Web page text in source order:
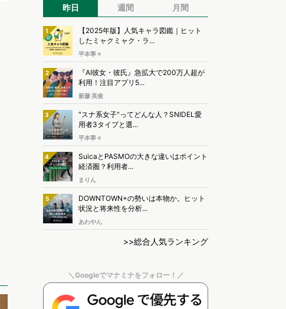
昨日 週間 月間
1
【2025年版】人気キャラ図鑑｜ヒット
したミャクミャク・ラ...
平本寧々
2
『AI彼女・彼氏』急拡大で200万人超が
利用！注目アプリ5...
新藤 英俊
3
"スナ系女子"ってどんな人？SNIDEL愛
用者3タイプと選...
平本寧々
4
SuicaとPASMOの大きな違いはポイント
経済圏？利用者...
まりん
5
DOWNTOWN+の勢いは本物か。ヒット
状況と将来性を分析...
あわやん
>>総合人気ランキング
＼Googleでマナミナをフォロー！／